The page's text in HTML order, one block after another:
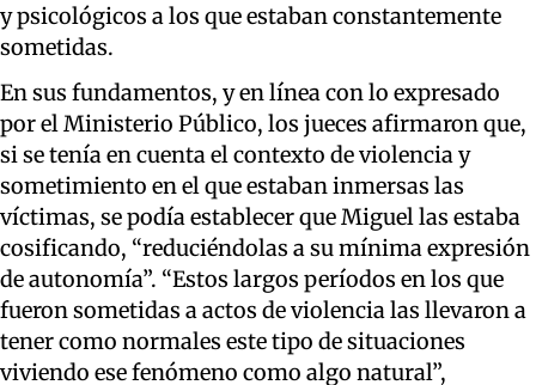
y psicológicos a los que estaban constantemente
sometidas.
En sus fundamentos, y en línea con lo expresado
por el Ministerio Público, los jueces afirmaron que,
si se tenía en cuenta el contexto de violencia y
sometimiento en el que estaban inmersas las
víctimas, se podía establecer que Miguel las estaba
cosificando, “reduciéndolas a su mínima expresión
de autonomía”. “Estos largos períodos en los que
fueron sometidas a actos de violencia las llevaron a
tener como normales este tipo de situaciones
viviendo ese fenómeno como algo natural”,